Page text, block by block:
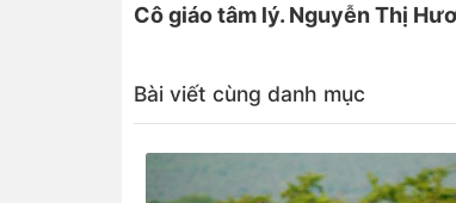
Cô giáo tâm lý. Nguyễn Thị
Bài viết cùng danh mục